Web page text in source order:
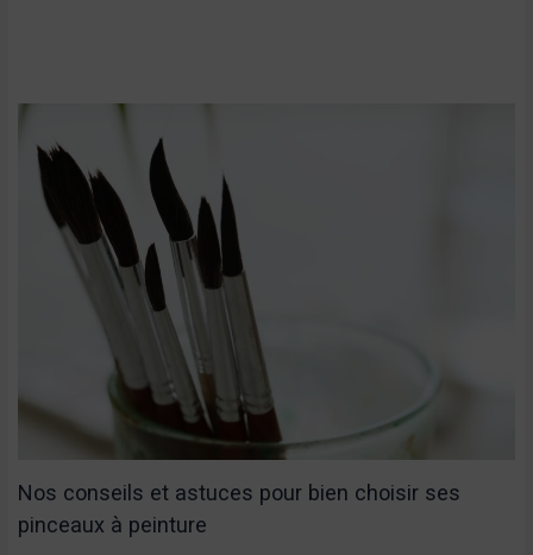
Nos conseils et astuces pour bien choisir ses
pinceaux à peinture